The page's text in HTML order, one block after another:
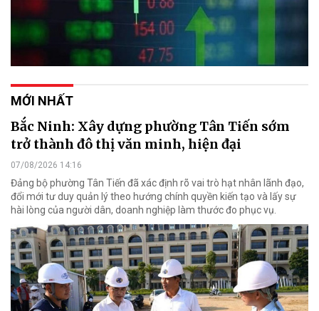
MỚI NHẤT
Bắc Ninh: Xây dựng phường Tân Tiến sớm
trở thành đô thị văn minh, hiện đại
07/08/2026 14:16
Đảng bộ phường Tân Tiến đã xác định rõ vai trò hạt nhân lãnh đạo,
đổi mới tư duy quản lý theo hướng chính quyền kiến tạo và lấy sự
hài lòng của người dân, doanh nghiệp làm thước đo phục vụ.